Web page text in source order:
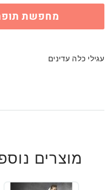
מחפשת
עגילי כלה עדינים
מוצרים